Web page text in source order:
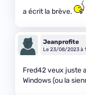
a écrit la brève.
Jeanprofite
Le 23/08/2023 à
Fred42 veux juste
Windows (ou la